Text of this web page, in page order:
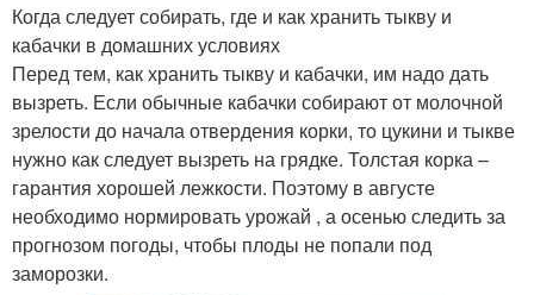
Когда следует собирать, где и как хранить тыкву и
кабачки в домашних условиях
Перед тем, как хранить тыкву и кабачки, им надо дать
вызреть. Если обычные кабачки собирают от молочной
зрелости до начала отвердения корки, то цукини и тыкве
нужно как следует вызреть на грядке. Толстая корка –
гарантия хорошей лежкости. Поэтому в августе
необходимо нормировать урожай , а осенью следить за
прогнозом погоды, чтобы плоды не попали под
заморозки.